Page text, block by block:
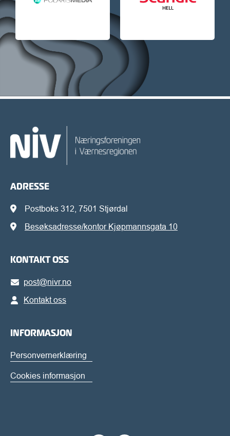
ADRESSE
Postboks 312, 7501 Stjørdal
Besøksadresse/kontor Kjøpmannsgata 10
KONTAKT OSS
post@nivr.no
Kontakt oss
INFORMASJON
Personvernerklæring
Cookies informasjon